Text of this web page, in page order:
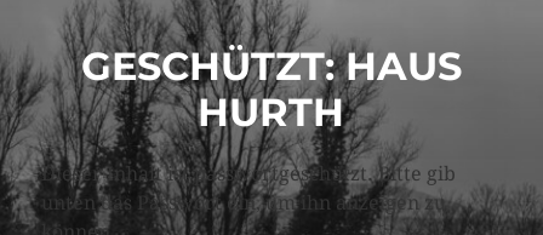
GESCHÜTZT: HAUS
HURTH
Dieser Inhalt ist passwortgeschützt. Bitte gib
unten das Passwort ein, um ihn anzeigen zu